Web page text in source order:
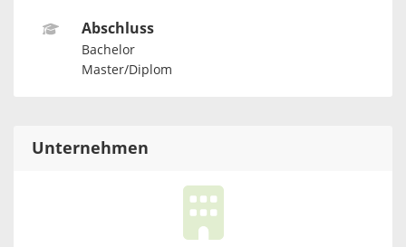
Abschluss
Bachelor
Master/Diplom
Unternehmen